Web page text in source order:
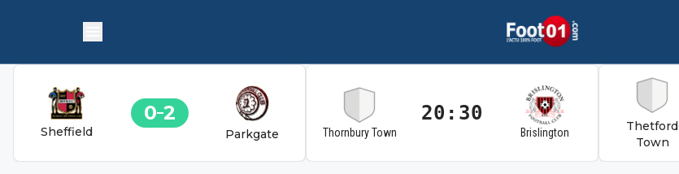
Sheffield
0 2
Parkgate Thornbury Town
20:30
Brislington
Thetford
Town